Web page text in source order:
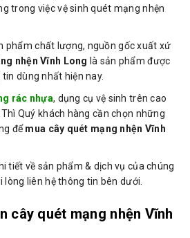
trong việc vệ sinh quét mạng nhện
phẩm chất lượng, nguồn gốc xuất xứ
nhện Vĩnh Long là sản phẩm được
dùng nhất hiện nay.
rác nhựa, dụng cụ vệ sinh trên cao
Quý khách hàng cần chọn những
đểmua cây quét mạng nhện Vĩnh
tiết về sản phẩm & dịch vụ của chúng
lòng liên hệ thông tin bên dưới.
cây quét mạng nhện Vĩnh